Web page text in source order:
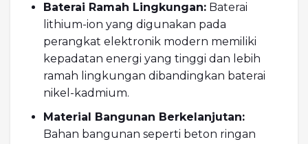
Baterai Ramah Lingkungan: Baterai
lithium-ion yang digunakan pada
perangkat elektronik modern memiliki
kepadatan energi yang tinggi dan lebih
ramah lingkungan dibandingkan baterai
nikel-kadmium.
Material Bangunan Berkelanjutan:
Bahan bangunan seperti beton ringan